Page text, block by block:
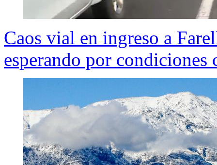
Caos vial en ingreso a
esperando por condiciones